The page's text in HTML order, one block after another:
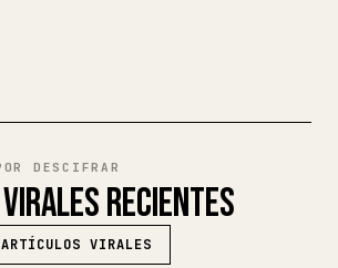
DESCIFRAR
RECIENTES
VIRALES